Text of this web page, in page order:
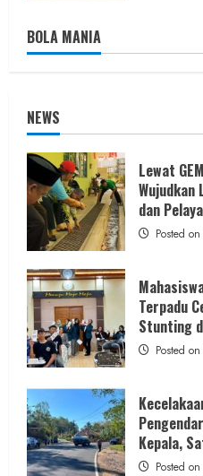
BOLA MANIA
NEWS
Lewat
Wujudkan
dan
Posted
Terpadu
Stunting
Posted
Kepala,
Posted